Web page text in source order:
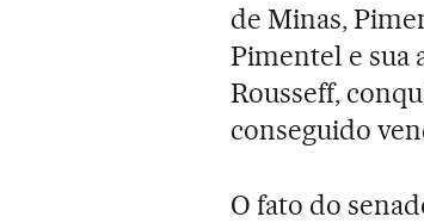
de Minas,
Pimentel e sua
Rousseff,
conseguido
O fato do